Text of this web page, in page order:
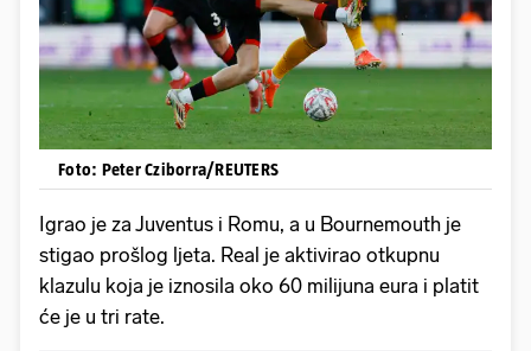
Foto: Peter Cziborra/REUTERS
Igrao je za Juventus i Romu, a u Bournemouth je
stigao prošlog ljeta. Real je aktivirao otkupnu
klazulu koja je iznosila oko 60 milijuna eura i platit
će je u tri rate.